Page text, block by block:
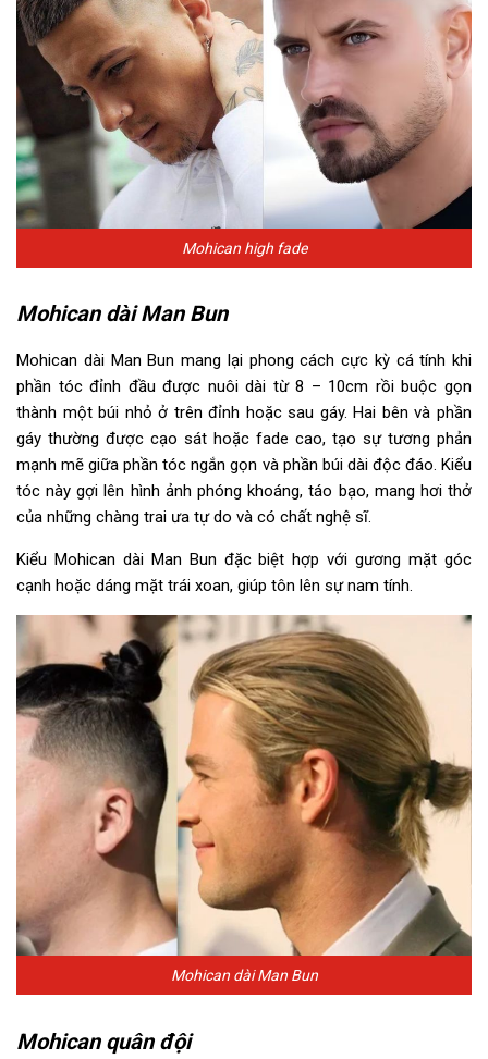
Mohican high fade
Mohican dài Man Bun
Mohican dài Man Bun mang lại phong cách cực kỳ cá tính khi
phần tóc đỉnh đầu được nuôi dài từ 8 – 10cm rồi buộc gọn
thành một búi nhỏ ở trên đỉnh hoặc sau gáy. Hai bên và phần
gáy thường được cạo sát hoặc fade cao, tạo sự tương phản
mạnh mẽ giữa phần tóc ngắn gọn và phần búi dài độc đáo. Kiểu
tóc này gợi lên hình ảnh phóng khoáng, táo bạo, mang hơi thở
của những chàng trai ưa tự do và có chất nghệ sĩ.
Kiểu Mohican dài Man Bun đặc biệt hợp với gương mặt góc
cạnh hoặc dáng mặt trái xoan, giúp tôn lên sự nam tính.
Mohican dài Man Bun
Mohican quân đội